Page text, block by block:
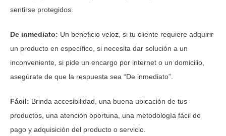
sentirse protegidos.
De inmediato: Un beneficio veloz, si tu cliente requiere adquirir
un producto en específico, si necesita dar solución a un
inconveniente, si pide un encargo por internet o un domicilio,
asegúrate de que la respuesta sea “De inmediato”.
Fácil: Brinda accesibilidad, una buena ubicación de tus
productos, una atención oportuna, una metodología fácil de
pago y adquisición del producto o servicio.